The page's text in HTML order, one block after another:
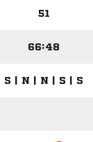
51
66:48
S | N | N | S | S